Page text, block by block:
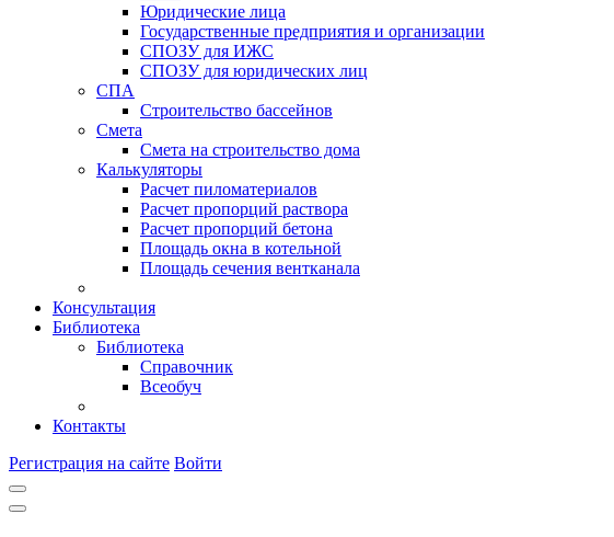
Юридические лица
Государственные предприятия и организации
СПОЗУ для ИЖС
СПОЗУ для юридических лиц
СПА
Строительство бассейнов
Смета
Смета на строительство дома
Калькуляторы
Расчет пиломатериалов
Расчет пропорций раствора
Расчет пропорций бетона
Площадь окна в котельной
Площадь сечения вентканала
Консультация
Библиотека
Библиотека
Справочник
Всеобуч
Контакты
Регистрация на сайте Войти